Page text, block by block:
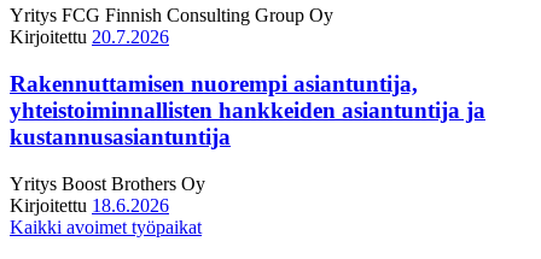
Yritys FCG Finnish Consulting Group Oy
Kirjoitettu 20.7.2026
Rakennuttamisen nuorempi asiantuntija,
yhteistoiminnallisten hankkeiden asiantuntija ja
kustannusasiantuntija
Yritys Boost Brothers Oy
Kirjoitettu 18.6.2026
Kaikki avoimet työpaikat